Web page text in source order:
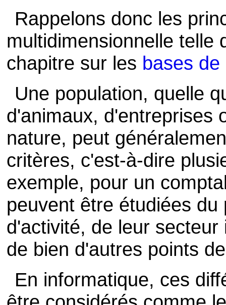
Rappelons donc les
multidimensionnelle telle
chapitre sur les bases
Une population, quelle
d'animaux, d'entreprises
nature, peut
critères, c'est-à-dire
exemple, pour un
peuvent être étudiées
d'activité, de leur
de bien d'autres points
En informatique, ces